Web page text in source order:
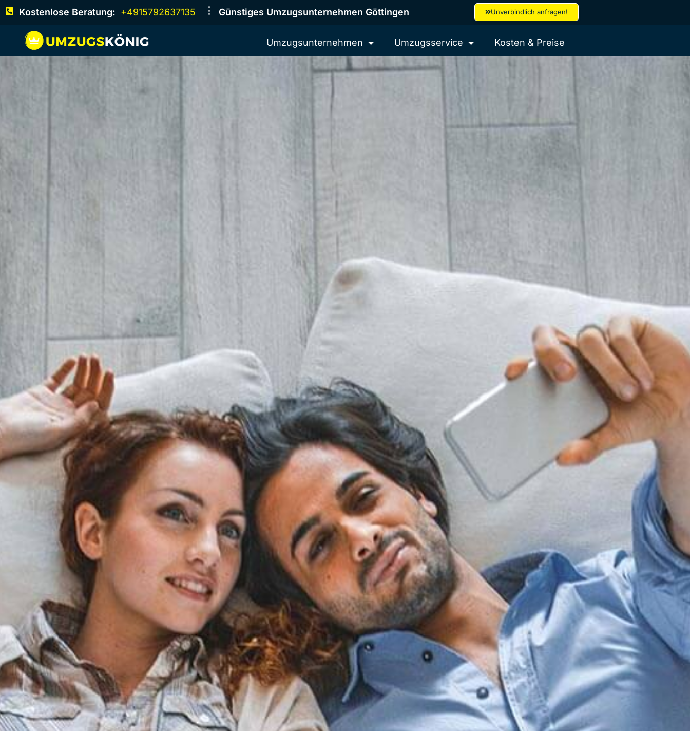
Kostenlose Beratung: +4915792637135 Günstiges Umzugsunternehmen Göttingen Unverbindlich anfragen!
Umzugsunternehmen Umzugsservice Kosten & Preise